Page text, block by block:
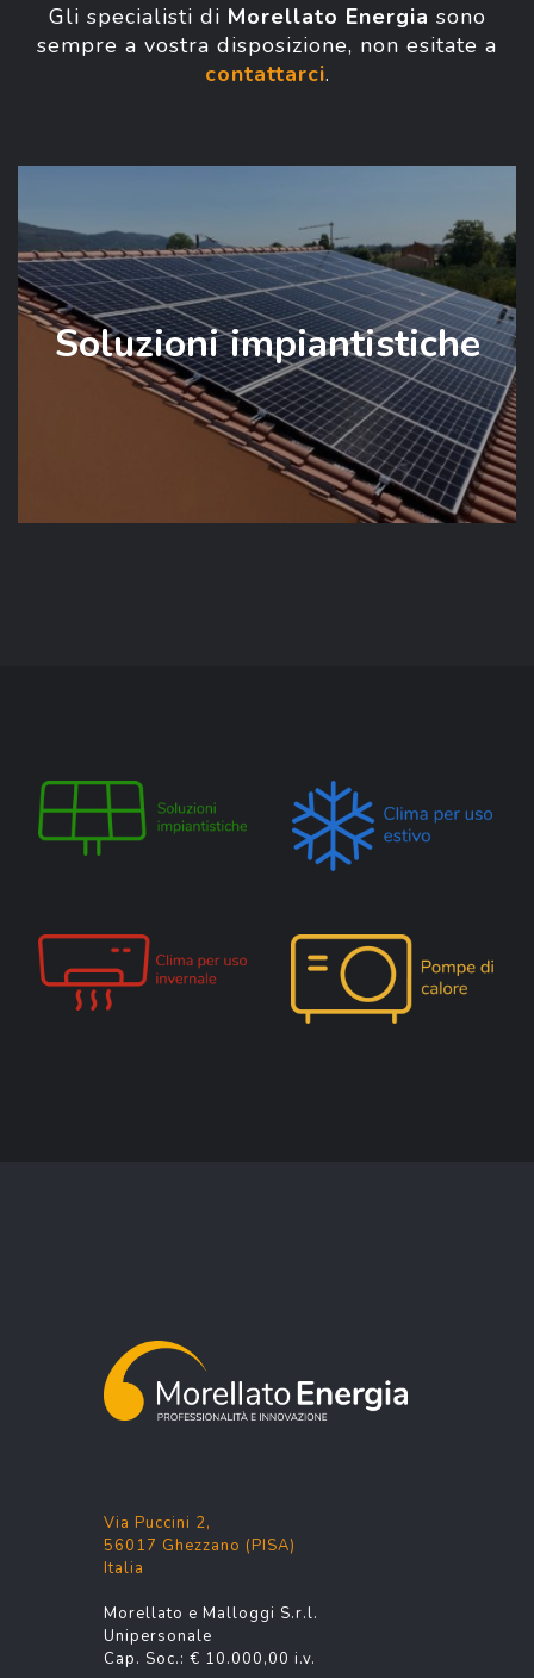
Gli specialisti di Morellato Energia sono
sempre a vostra disposizione, non esitate a
contattarci.
Soluzioni impiantistiche
Via Puccini 2,
56017 Ghezzano (PISA)
Italia
Morellato e Malloggi S.r.l.
Unipersonale
Cap. Soc.: € 10.000,00 i.v.